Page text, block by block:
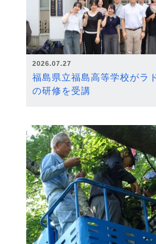
2026.07.27
福島県立福島高等学校がラ
の研修を受講